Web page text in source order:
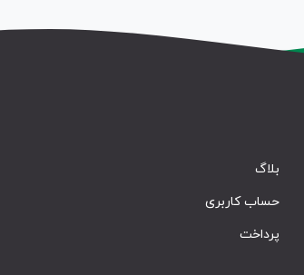
بلاگ
حساب کاربری
پرداخت